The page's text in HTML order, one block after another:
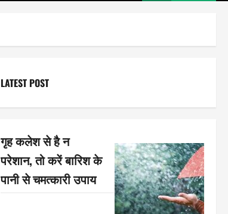
LATEST POST
गृह कलेश से है न
परेशान, तो करें बारिश के
पानी से चमत्कारी उपाय